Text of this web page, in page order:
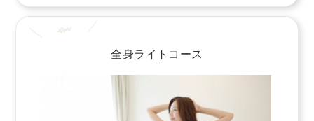
全身ライトコース